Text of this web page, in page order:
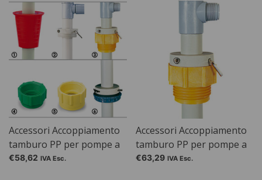
in acciaio sottile da 2"
Accessori Accoppiamento
tamburo PP per pompe a
tamburo PP / PTFE /
€58,62 IVA Esc.
Accessori Accoppiamento
tamburo PP per pompe a
tamburo PP / PTFE /
€63,29 IVA Esc.